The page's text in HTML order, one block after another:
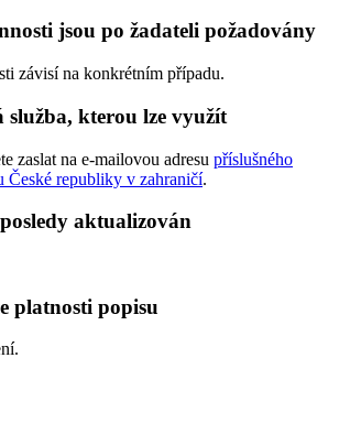
jsou po žadateli požadovány
závisí na konkrétním případu.
služba, kterou lze využít
zaslat na e-mailovou adresu příslušného
České republiky v zahraničí.
aktualizován
platnosti popisu